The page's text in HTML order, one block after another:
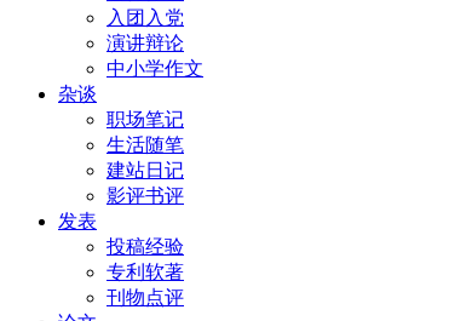
入团入党
演讲辩论
中小学作文
杂谈
职场笔记
生活随笔
建站日记
影评书评
发表
投稿经验
专利软著
刊物点评